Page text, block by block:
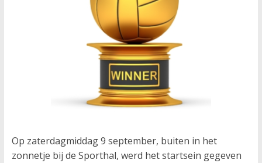
Op zaterdagmiddag 9 september, buiten in het
zonnetje bij de Sporthal, werd het startsein gegeven